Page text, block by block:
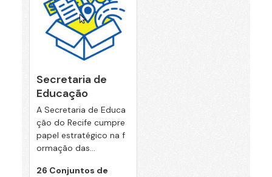
Secretaria de
Educação
A Secretaria de Educa
ção do Recife cumpre
papel estratégico na f
ormação das...
26 Conjuntos de